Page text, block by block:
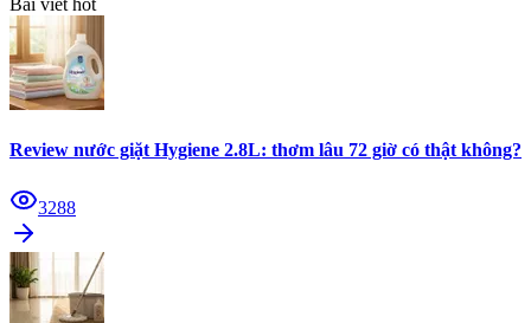
Review nước giặt Hygiene 2.8L: thơm lâu 72 giờ có thật không?
3288